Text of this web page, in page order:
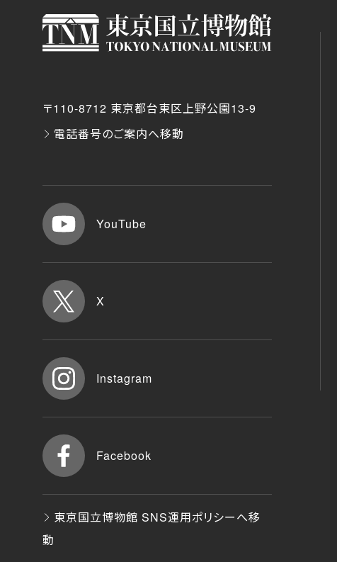
〒110-8712 東京都台東区上野公園13-9
電話番号のご案内へ移動
YouTube
X
Instagram
Facebook
東京国立博物館 SNS運用ポリシーへ移
動